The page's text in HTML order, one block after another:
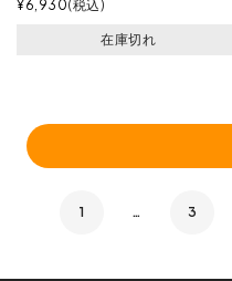
¥6,930 税込
在庫切れ
1 … 3